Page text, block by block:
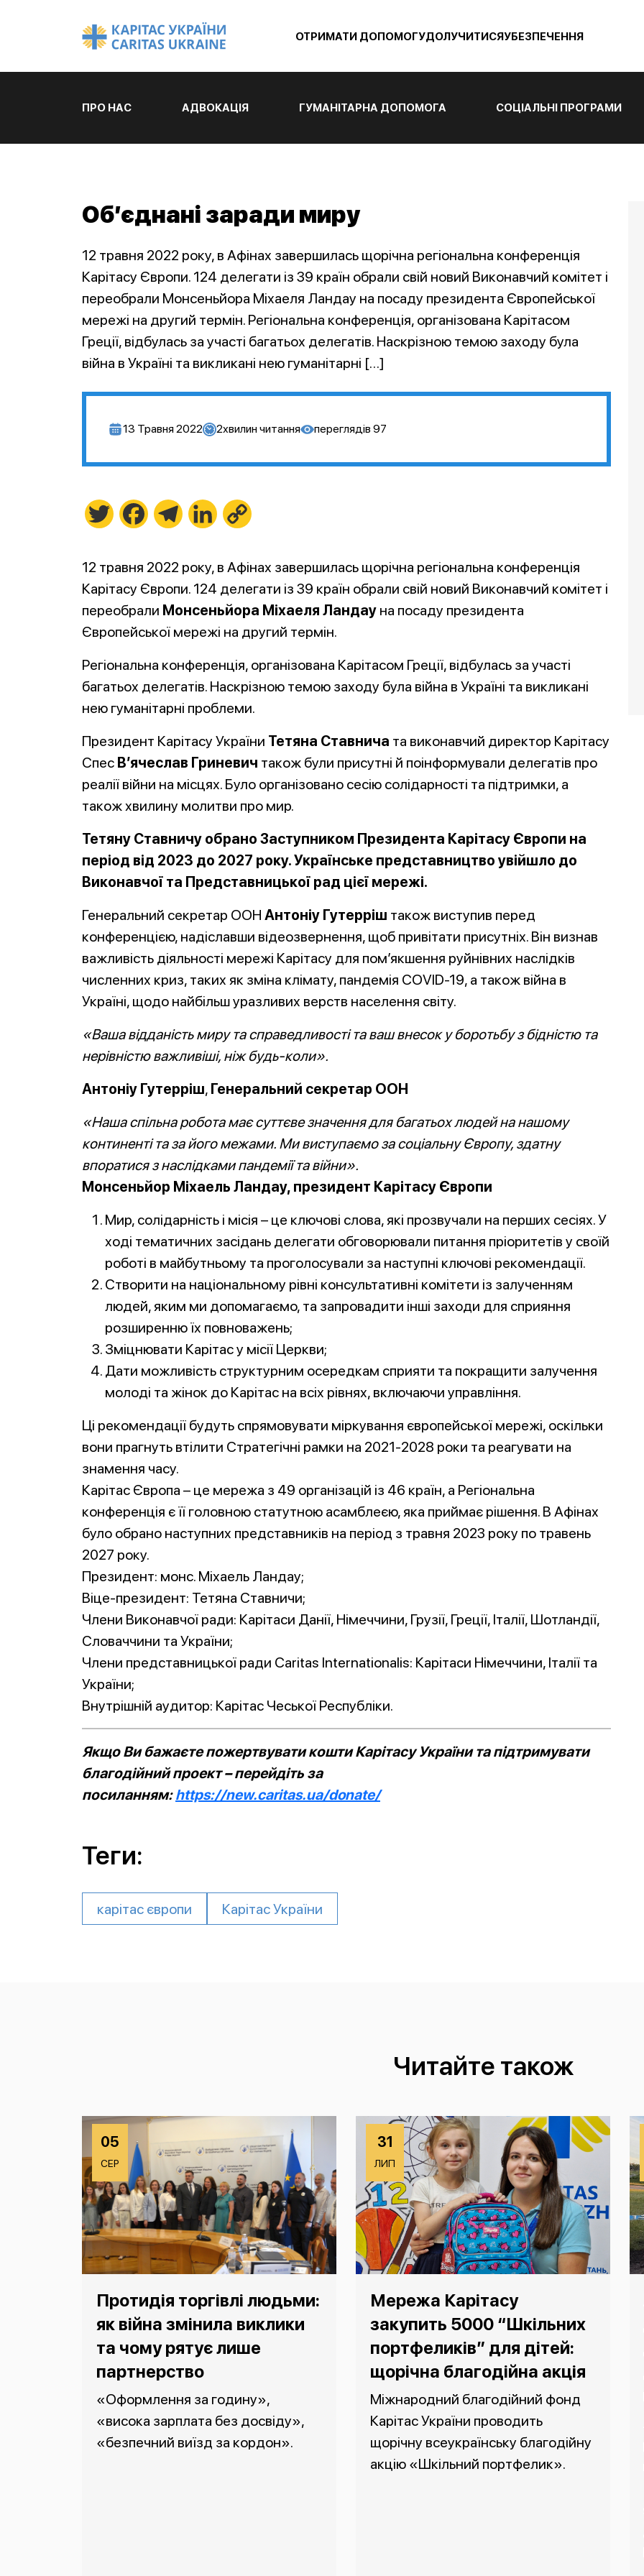
ОТРИМАТИ ДОПОМОГУДОЛУЧИТИСЯУБЕЗПЕЧЕННЯ
ПРО НАС АДВОКАЦІЯ ГУМАНІТАРНА ДОПОМОГА СОЦІАЛЬНІ ПРОГРАМИ
Об’єднані заради миру
12 травня 2022 року, в Афінах завершилась щорічна регіональна конференція
Карітасу Європи. 124 делегати із 39 країн обрали свій новий Виконавчий комітет і
переобрали Монсеньйора Міхаеля Ландау на посаду президента Європейської
мережі на другий термін. Регіональна конференція, організована Карітасом
Греції, відбулась за участі багатьох делегатів. Наскрізною темою заходу була
війна в Україні та викликані нею гуманітарні […]
13 Травня 2022 2хвилин читання переглядів 97
Twitter FacebookTelegramLinkedIn
12 травня 2022 року, в Афінах завершилась щорічна регіональна конференція
Карітасу Європи. 124 делегати із 39 країн обрали свій новий Виконавчий комітет і
переобрали Монсеньйора Міхаеля Ландау на посаду президента
Європейської мережі на другий термін.
Регіональна конференція, організована Карітасом Греції, відбулась за участі
багатьох делегатів. Наскрізною темою заходу була війна в Україні та викликані
нею гуманітарні проблеми.
Президент Карітасу України Тетяна Ставнича та виконавчий директор Карітасу
Спес В’ячеслав Гриневич також були присутні й поінформували делегатів про
реалії війни на місцях. Було організовано сесію солідарності та підтримки, а
також хвилину молитви про мир.
Тетяну Ставничу обрано Заступником Президента Карітасу Європи на
період від 2023 до 2027 року. Українське представництво увійшло до
Виконавчої та Представницької рад цієї мережі.
Генеральний секретар ООН Антоніу Гутерріш також виступив перед
конференцією, надіславши відеозвернення, щоб привітати присутніх. Він визнав
важливість діяльності мережі Карітасу для пом’якшення руйнівних наслідків
численних криз, таких як зміна клімату, пандемія COVID-19, а також війна в
Україні, щодо найбільш уразливих верств населення світу.
«Ваша відданість миру та справедливості та ваш внесок у боротьбу з бідністю та
нерівністю важливіші, ніж будь-коли».
Антоніу Гутерріш, Генеральний секретар ООН
«Наша спільна робота має суттєве значення для багатьох людей на нашому
континенті та за його межами. Ми виступаємо за соціальну Європу, здатну
впоратися з наслідками пандемії та війни».
Монсеньйор Міхаель Ландау, президент Карітасу Європи
Мир, солідарність і місія – це ключові слова, які прозвучали на перших сесіях. У
ході тематичних засідань делегати обговорювали питання пріоритетів у своїй
роботі в майбутньому та проголосували за наступні ключові рекомендації.
Створити на національному рівні консультативні комітети із залученням
людей, яким ми допомагаємо, та запровадити інші заходи для сприяння
розширенню їх повноважень;
Зміцнювати Карітас у місії Церкви;
Дати можливість структурним осередкам сприяти та покращити залучення
молоді та жінок до Карітас на всіх рівнях, включаючи управління.
Ці рекомендації будуть спрямовувати міркування європейської мережі, оскільки
вони прагнуть втілити Стратегічні рамки на 2021-2028 роки та реагувати на
знамення часу.
Карітас Європа – це мережа з 49 організацій із 46 країн, а Регіональна
конференція є її головною статутною асамблеєю, яка приймає рішення. В Афінах
було обрано наступних представників на період з травня 2023 року по травень
2027 року.
Президент: монс. Міхаель Ландау;
Віце-президент: Тетяна Ставничи;
Члени Виконавчої ради: Карітаси Данії, Німеччини, Грузії, Греції, Італії, Шотландії,
Словаччини та України;
Члени представницької ради Caritas Internationalis: Карітаси Німеччини, Італії та
України;
Внутрішній аудитор: Карітас Чеської Республіки.
Якщо Ви бажаєте пожертвувати кошти Карітасу України та підтримувати
благодійний проект – перейдіть за
посиланням:https://new.caritas.ua/donate/
Теги:
карітас європи Карітас України
Читайте також
05
СЕР
Протидія торгівлі людьми:
як війна змінила виклики
та чому рятує лише
партнерство
«Оформлення за годину»,
«висока зарплата без досвіду»,
«безпечний виїзд за кордон».
31
ЛИП
Мережа Карітасу
закупить 5000 “Шкільних
портфеликів” для дітей:
щорічна благодійна акція
Міжнародний благодійний фонд
Карітас України проводить
щорічну всеукраїнську благодійну
акцію «Шкільний портфелик».